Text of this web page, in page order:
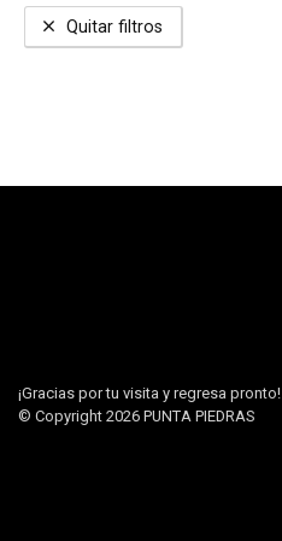
Quitar filtros
¡Gracias por tu visita y regresa pronto!
© Copyright 2026 PUNTA PIEDRAS